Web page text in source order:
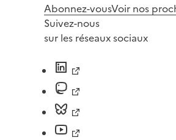
Abonnez-vousVoir nos
Suivez-nous
sur les réseaux sociaux